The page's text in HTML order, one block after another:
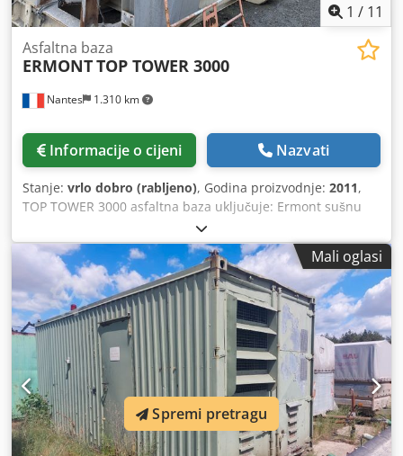
1 / 11
Nantes 1.310 km
Asfaltna baza
ERMONTTOP TOWER 3000
Informacije o cijeni Nazvati
Stanje: vrlo dobro (rabljeno), Godina proizvodnje: 2011,
TOP TOWER 3000 asfaltna baza uključuje: Ermont sušnu
bubanj + CBS plamenik + filter i silo ispod filtera +
mješalicu, 6 dozirnih silosa. 2 silosa za skladištenje
bitumena. Godina: 2011. Kapacitet: 200 tona/sat.
Codpfxoxpm Tts Agtjrf
Mali oglasi
Spremi pretragu